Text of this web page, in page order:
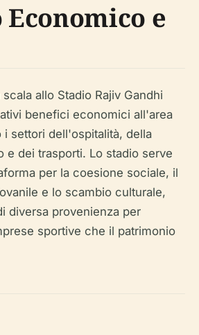
e
allo Stadio Rajiv Gandhi
benefici economici all'area
i settori dell'ospitalità, della
e dei trasporti. Lo stadio serve
per la coesione sociale, il
e lo scambio culturale,
diversa provenienza per
sportive che il patrimonio